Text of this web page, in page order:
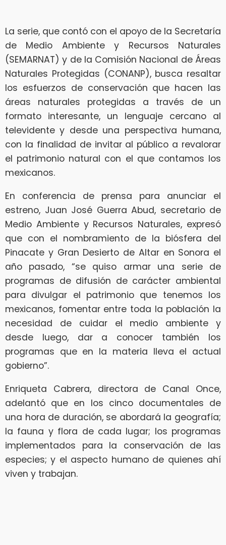
La serie, que contó con el apoyo de la Secretaría
de Medio Ambiente y Recursos Naturales
(SEMARNAT) y de la Comisión Nacional de Áreas
Naturales Protegidas (CONANP), busca resaltar
los esfuerzos de conservación que hacen las
áreas naturales protegidas a través de un
formato interesante, un lenguaje cercano al
televidente y desde una perspectiva humana,
con la finalidad de invitar al público a revalorar
el patrimonio natural con el que contamos los
mexicanos.
En conferencia de prensa para anunciar el
estreno, Juan José Guerra Abud, secretario de
Medio Ambiente y Recursos Naturales, expresó
que con el nombramiento de la biósfera del
Pinacate y Gran Desierto de Altar en Sonora el
año pasado, “se quiso armar una serie de
programas de difusión de carácter ambiental
para divulgar el patrimonio que tenemos los
mexicanos, fomentar entre toda la población la
necesidad de cuidar el medio ambiente y
desde luego, dar a conocer también los
programas que en la materia lleva el actual
gobierno”.
Enriqueta Cabrera, directora de Canal Once,
adelantó que en los cinco documentales de
una hora de duración, se abordará la geografía;
la fauna y flora de cada lugar; los programas
implementados para la conservación de las
especies; y el aspecto humano de quienes ahí
viven y trabajan.